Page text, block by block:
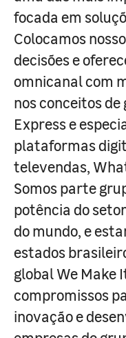
focada em
Colocamos
decisões e
omnicanal com
nos conceitos
Express e
plataformas
televendas,
Somos parte
potência do
do mundo, e
estados
global We Make
compromissos
inovação e